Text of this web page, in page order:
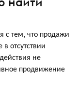
с тем, что продажи
отсутствии
не
продвижение